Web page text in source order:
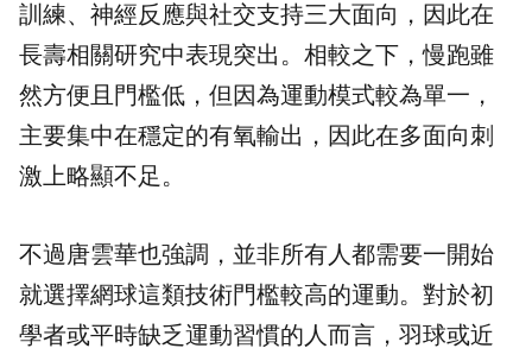
訓練、神經反應與社交支持三大面向，因此在
長壽相關研究中表現突出。相較之下，慢跑雖
然方便且門檻低，但因為運動模式較為單一，
主要集中在穩定的有氧輸出，因此在多面向刺
激上略顯不足。
不過唐雲華也強調，並非所有人都需要一開始
就選擇網球這類技術門檻較高的運動。對於初
學者或平時缺乏運動習慣的人而言，羽球或近